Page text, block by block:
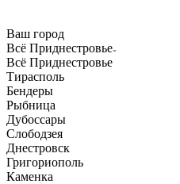
Ваш город
Всё Приднестровье
Всё Приднестровье
Тирасполь
Бендеры
Рыбница
Дубоссары
Слободзея
Днестровск
Григориополь
Каменка